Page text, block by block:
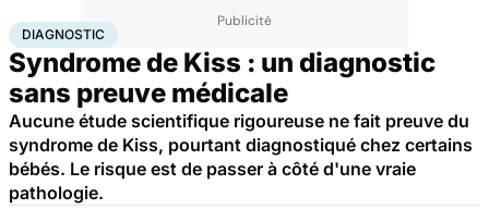
AccueilFamille Enfant
DIAGNOSTIC
Syndrome de Kiss : un diagnostic
sans preuve médicale
Aucune étude scientifique rigoureuse ne fait preuve du
syndrome de Kiss, pourtant diagnostiqué chez certains
bébés. Le risque est de passer à côté d'une vraie
pathologie.